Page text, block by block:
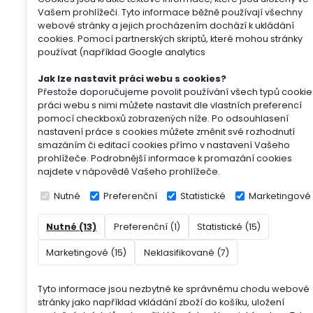
Vašem prohlížeči. Tyto informace běžně používají všechny
webové stránky a jejich procházením dochází k ukládání
cookies. Pomocí partnerských skriptů, které mohou stránky
používat (například Google analytics
Jak lze nastavit práci webu s cookies?
Přestože doporučujeme povolit používání všech typů
práci webu s nimi můžete nastavit dle vlastních preferencí
pomocí checkboxů zobrazených níže. Po odsouhlasení
nastavení práce s cookies můžete změnit své rozhodnutí
smazáním či editací cookies přímo v nastavení Vašeho
prohlížeče. Podrobnější informace k promazání cookies
najdete v nápovědě Vašeho prohlížeče.
Nutné Preferenční Statistické Marketingové
Nutné (13) Preferenční (1) Statistické (15)
Marketingové (15) Neklasifikované (7)
Tyto informace jsou nezbytné ke správnému chodu webové
stránky jako například vkládání zboží do košíku, uložení